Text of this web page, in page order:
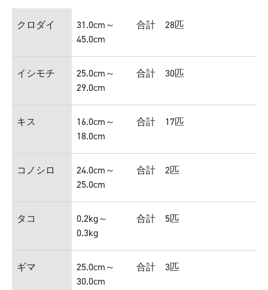
クロダイ
31.0cm～
45.0cm
合計 28匹
イシモチ
25.0cm～
29.0cm
合計 30匹
キス
16.0cm～
18.0cm
合計 17匹
コノシロ
24.0cm～
25.0cm
合計 2匹
タコ
0.2kg～
0.3kg
合計 5匹
ギマ
25.0cm～
30.0cm
合計 3匹